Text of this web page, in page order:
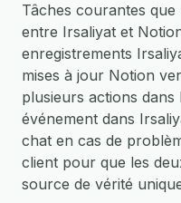
Tâches courantes que
entre Irsaliyat et
enregistrements
mises à jour Notion
plusieurs actions
événement dans
chat en cas de
client pour que les
source de vérité